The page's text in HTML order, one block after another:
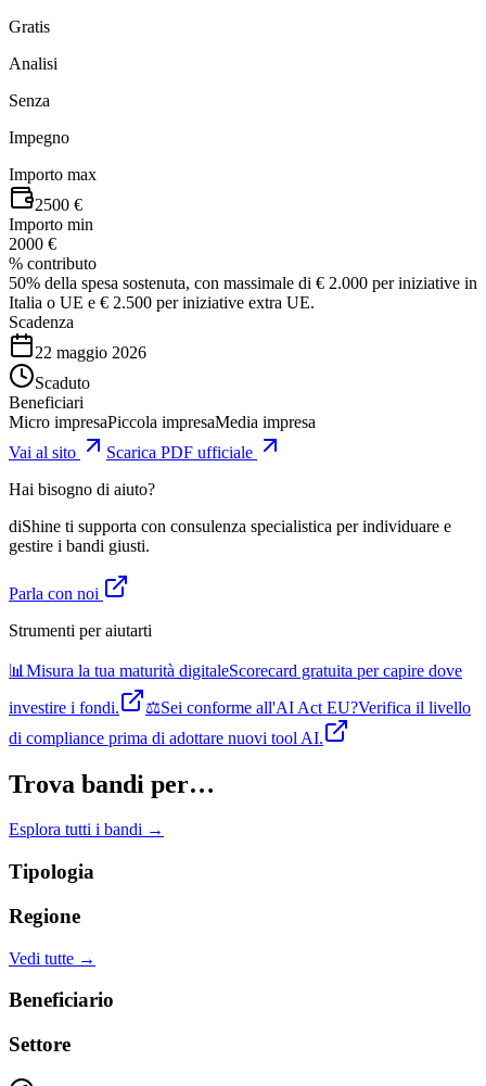
Gratis
Analisi
Senza
Impegno
Importo max
2500 €
Importo min
2000 €
% contributo
50% della spesa sostenuta, con massimale di € 2.000 per iniziative in
Italia o UE e € 2.500 per iniziative extra UE.
Scadenza
22 maggio 2026
Scaduto
Beneficiari
Micro impresaPiccola impresaMedia impresa
Vai al sito
Scarica PDF ufficiale
Hai bisogno di aiuto?
diShine ti supporta con consulenza specialistica per individuare e
gestire i bandi giusti.
Parla con noi
Strumenti per aiutarti
📊 Misura la tua maturità digitaleScorecard gratuita per capire dove
investire i fondi.
⚖️Sei conforme all'AI Act EU?Verifica il livello
di compliance prima di adottare nuovi tool AI.
Trova bandi per…
Esplora tutti i bandi →
Tipologia
Regione
Vedi tutte →
Beneficiario
Settore